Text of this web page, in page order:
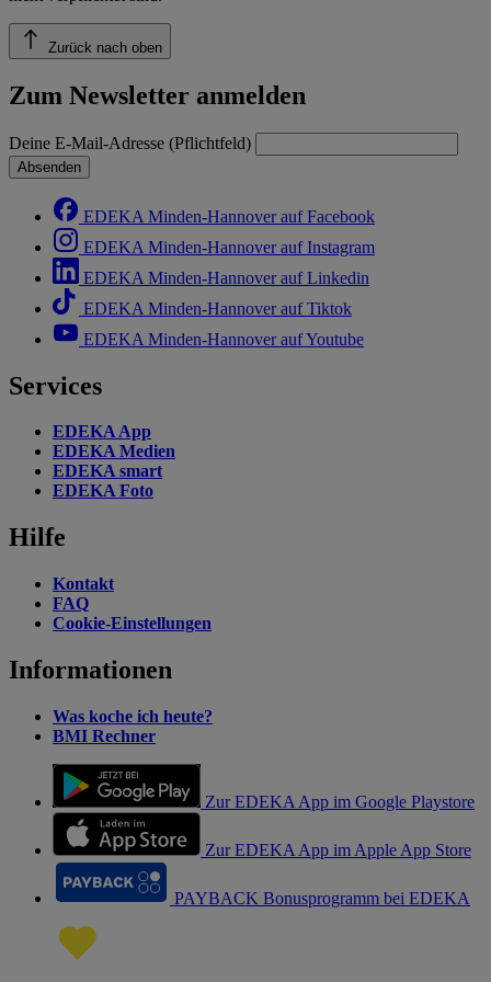
Zurück nach oben
Zum Newsletter anmelden
Deine E-Mail-Adresse (Pflichtfeld)
Absenden
EDEKA Minden-Hannover auf Facebook
EDEKA Minden-Hannover auf Instagram
EDEKA Minden-Hannover auf Linkedin
EDEKA Minden-Hannover auf Tiktok
EDEKA Minden-Hannover auf Youtube
Services
EDEKA App
EDEKA Medien
EDEKA smart
EDEKA Foto
Hilfe
Kontakt
FAQ
Cookie-Einstellungen
Informationen
Was koche ich heute?
BMI Rechner
Zur EDEKA App im Google Playstore
Zur EDEKA App im Apple App Store
PAYBACK Bonusprogramm bei EDEKA